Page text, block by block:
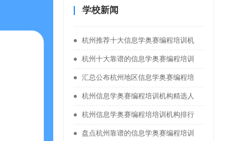
学校新闻
杭州推荐十大信息学奥赛编程培训机
杭州十大靠谱的信息学奥赛编程培训
汇总公布杭州地区信息学奥赛编程培
杭州信息学奥赛编程培训机构精选人
杭州信息学奥赛编程培培训机构排行
盘点杭州靠谱的信息学奥赛编程培训